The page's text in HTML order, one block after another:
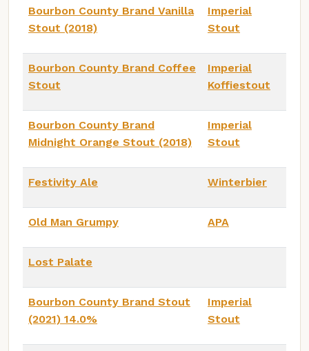
Bourbon County Brand Vanilla
Stout (2018)
Imperial
Stout
Bourbon County Brand Coffee
Stout
Imperial
Koffiestout
Bourbon County Brand
Midnight Orange Stout (2018)
Imperial
Stout
Festivity Ale Winterbier
Old Man Grumpy APA
Lost Palate
Bourbon County Brand Stout
(2021) 14.0%
Imperial
Stout